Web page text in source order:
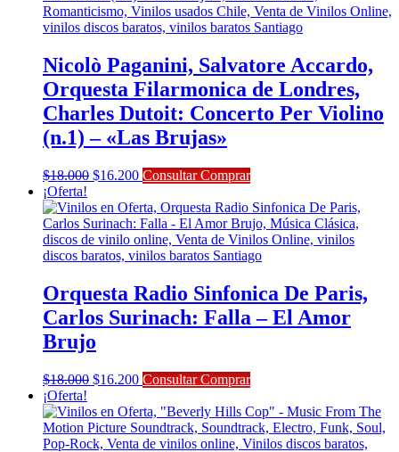
Nicolò Paganini, Salvatore Accardo,
Orquesta Filarmonica de Londres,
Charles Dutoit: Concerto Per Violino
(n.1) – «Las Brujas»
$18.000 El
original
era:
$18.000.
$16.200El
actual
es:
$16.200.
Consultar Comprar
¡Oferta!
Orquesta Radio Sinfonica De Paris,
Carlos Surinach: Falla – El Amor
Brujo
$18.000 El
original
era:
$18.000.
$16.200El
actual
es:
$16.200.
Consultar Comprar
¡Oferta!